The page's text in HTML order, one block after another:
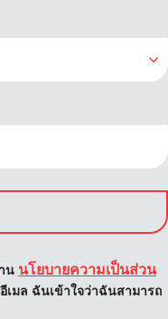
น นโยบายความเป็นส่วน
เมล ฉันเข้าใจว่าฉันสามารถ